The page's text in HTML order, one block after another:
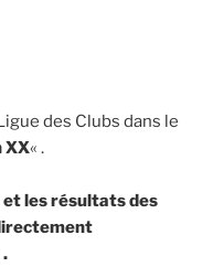
des Clubs dans le
XX« .
et les résultats des
.